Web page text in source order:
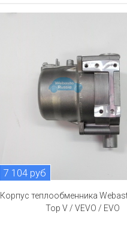
7 104 руб
Корпус теплообменника
Top V / VEVO / EVO